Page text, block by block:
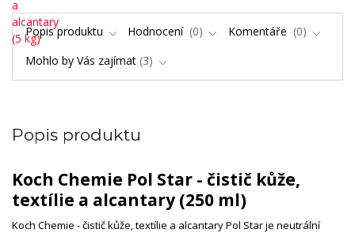
Popis produktu Hodnocení 0 Komentáře
0
Mohlo by Vás zajímat 3
Popis produktu
Koch Chemie Pol Star - čistič kůže,
textílie a alcantary (250 ml)
Koch Chemie - čistič kůže, textílie a alcantary Pol Star je neutrální